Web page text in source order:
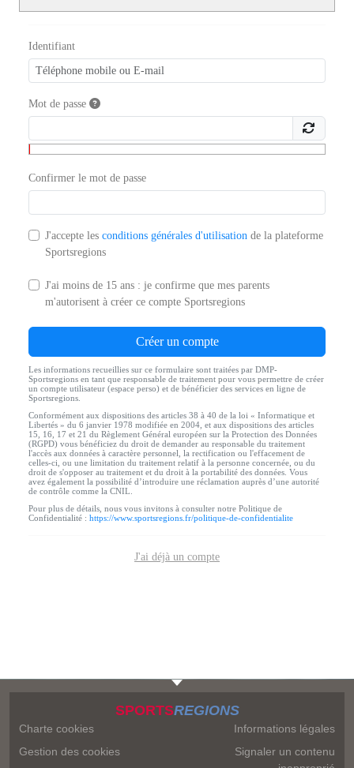
Identifiant
Mot de passe
Confirmer le mot de passe
J'accepte les conditions générales d'utilisation de la plateforme
Sportsregions
J'ai moins de 15 ans : je confirme que mes parents
m'autorisent à créer ce compte Sportsregions
Créer un compte
Les informations recueillies sur ce formulaire sont traitées par DMP-
Sportsregions en tant que responsable de traitement pour vous permettre de créer
un compte utilisateur (espace perso) et de bénéficier des services en ligne de
Sportsregions.
Conformément aux dispositions des articles 38 à 40 de la loi « Informatique et
Libertés » du 6 janvier 1978 modifiée en 2004, et aux dispositions des articles
15, 16, 17 et 21 du Règlement Général européen sur la Protection des Données
(RGPD) vous bénéficiez du droit de demander au responsable du traitement
l'accès aux données à caractère personnel, la rectification ou l'effacement de
celles-ci, ou une limitation du traitement relatif à la personne concernée, ou du
droit de s'opposer au traitement et du droit à la portabilité des données. Vous
avez également la possibilité d’introduire une réclamation auprès d’une autorité
de contrôle comme la CNIL.
Pour plus de détails, nous vous invitons à consulter notre Politique de
Confidentialité : https://www.sportsregions.fr/politique-de-confidentialite
J'ai déjà un compte
SPORTSREGIONS
Charte cookies
Gestion des cookies
Informations légales
Signaler un contenu